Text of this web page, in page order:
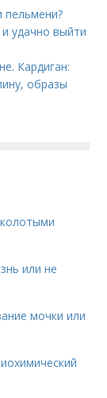
пельмени?
удачно выйти
Кардиган:
образы
или не
мочки или